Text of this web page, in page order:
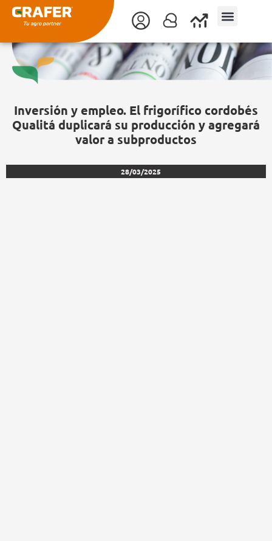
contenido
Inversión y empleo. El frigorífico cordobés
Qualitá duplicará su producción y agregará
valor a subproductos
28/03/2025